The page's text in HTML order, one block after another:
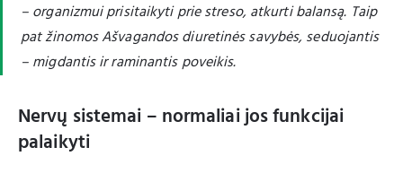
– organizmui prisitaikyti prie streso, atkurti balansą. Taip
pat žinomos Ašvagandos diuretinės savybės, seduojantis
– migdantis ir raminantis poveikis.
Nervų sistemai – normaliai jos funkcijai
palaikyti